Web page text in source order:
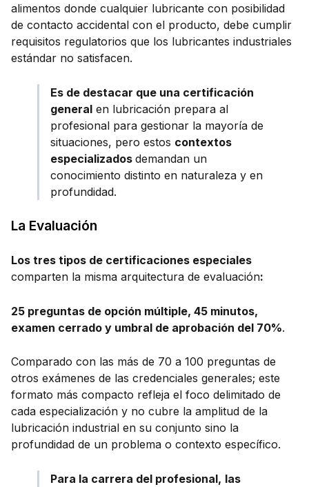
alimentos donde cualquier lubricante con posibilidad
de contacto accidental con el producto, debe cumplir
requisitos regulatorios que los lubricantes industriales
estándar no satisfacen.
Es de destacar que una certificación
general en lubricación prepara al
profesional para gestionar la mayoría de
situaciones, pero estos contextos
especializadosdemandan un
conocimiento distinto en naturaleza y en
profundidad.
La Evaluación
Los tres tipos de certificaciones especiales
comparten la misma arquitectura de evaluación:
25 preguntas de opción múltiple, 45 minutos,
examen cerrado y umbral de aprobación del 70%.
Comparado con las más de 70 a 100 preguntas de
otros exámenes de las credenciales generales; este
formato más compacto refleja el foco delimitado de
cada especialización y no cubre la amplitud de la
lubricación industrial en su conjunto sino la
profundidad de un problema o contexto específico.
Para la carrera del profesional, las